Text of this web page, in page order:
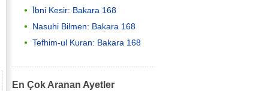
İbni Kesir: Bakara 168
Nasuhi Bilmen: Bakara 168
Tefhim-ul Kuran: Bakara 168
En Çok Aranan Ayetler